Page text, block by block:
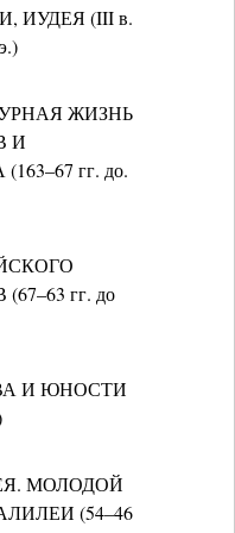
ИУДЕЯ (III в.
ЖИЗНЬ
И
гг. до.
гг. до
И ЮНОСТИ
МОЛОДОЙ
(54–46